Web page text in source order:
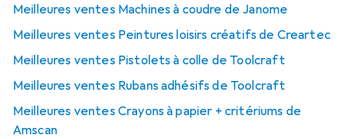
Meilleures ventes Machines à coudre de Janome
Meilleures ventes Peintures loisirs créatifs de Creartec
Meilleures ventes Pistolets à colle de Toolcraft
Meilleures ventes Rubans adhésifs de Toolcraft
Meilleures ventes Crayons à papier + critériums de
Amscan